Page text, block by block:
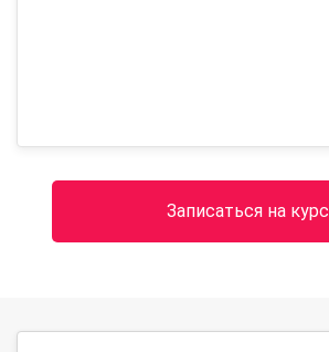
Записаться на курс